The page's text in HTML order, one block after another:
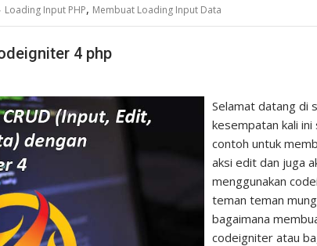
Loading Input PHP, Membuat Loading Input Data
4 php
Selamat datang di
kesempatan kali
contoh untuk
aksi edit dan juga
menggunakan
teman teman
bagaimana
codeigniter atau